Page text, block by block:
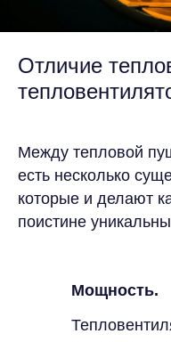
Отличие
Между тепловой
есть несколько
которые и делают
поистине
Мощность.